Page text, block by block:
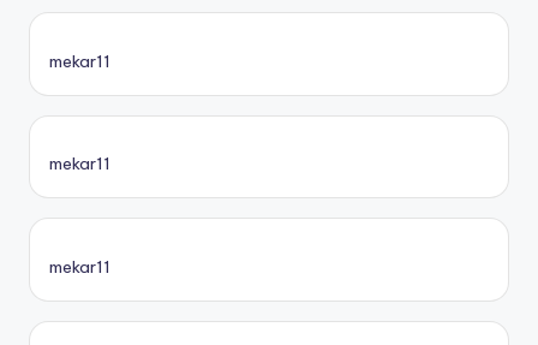
mekar11
mekar11
mekar11